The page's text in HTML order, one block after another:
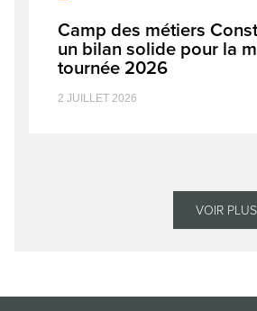
Camp des métiers
un bilan solide pour la
tournée 2026
2 JUILLET 2026
VOIR